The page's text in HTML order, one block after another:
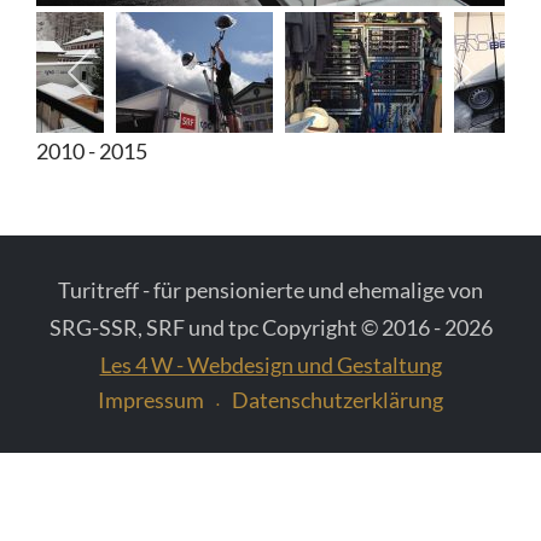
2010 - 2015
Turitreff - für pensionierte und ehemalige von
SRG-SSR, SRF und tpc Copyright © 2016 - 2026
Les 4 W - Webdesign und Gestaltung
Impressum
Datenschutzerklärung
Diverse Fotos
Fotos vom Schweizer Fernsehen